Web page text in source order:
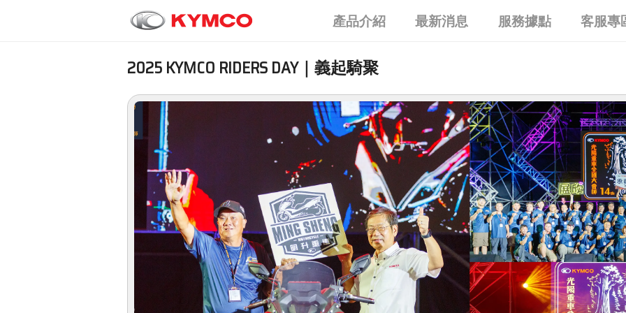
產品介紹 最新消息 服務據點 客服專
2025 KYMCO RIDERS DAY｜義起騎聚